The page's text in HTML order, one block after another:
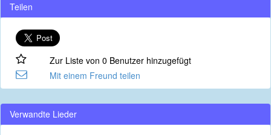
Teilen
Zur Liste von 0 Benutzer hinzugefügt
Mit einem Freund teilen
Verwandte Lieder